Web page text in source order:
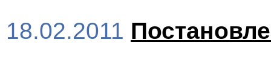
18.02.2011